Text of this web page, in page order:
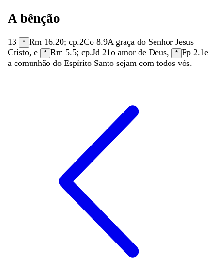
A bênção
13 * Rm 16.20; cp.2Co 8.9A graça do Senhor Jesus
Cristo, e * Rm 5.5; cp.Jd 21o amor de Deus, * Fp 2.1e
a comunhão do Espírito Santo sejam com todos vós.